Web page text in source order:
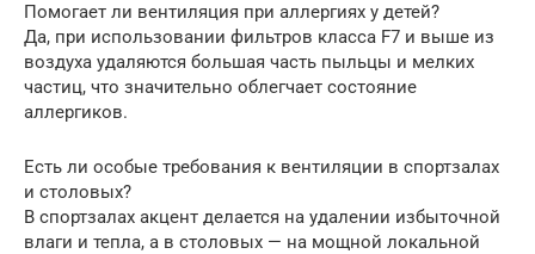
Помогает ли вентиляция при аллергиях у детей?
Да, при использовании фильтров класса F7 и выше из
воздуха удаляются большая часть пыльцы и мелких
частиц, что значительно облегчает состояние
аллергиков.
Есть ли особые требования к вентиляции в спортзалах
и столовых?
В спортзалах акцент делается на удалении избыточной
влаги и тепла, а в столовых — на мощной локальной